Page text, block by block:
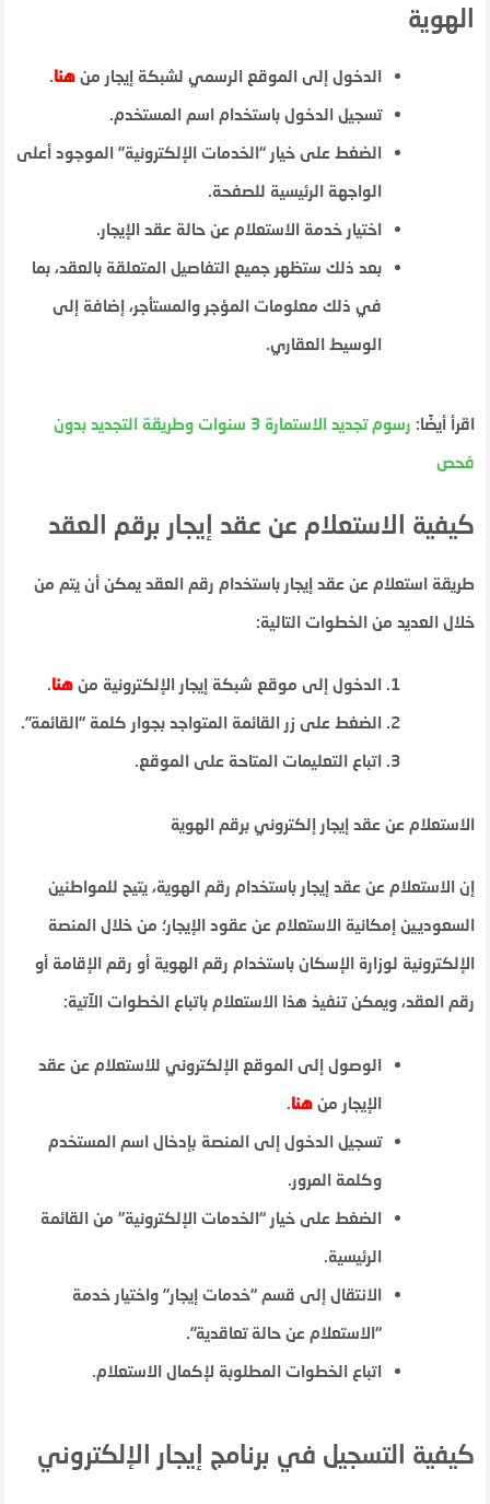
الهوية
الدخول إلى الموقع الرسمي لشبكة إيجار منهنا.
تسجيل الدخول باستخدام اسم المستخدم.
الضغط على خيار “الخدمات الإلكترونية” الموجود أعلى
الواجهة الرئيسية للصفحة.
اختيار خدمة الاستعلام عن حالة عقد الإيجار.
بعد ذلك ستظهر جميع التفاصيل المتعلقة بالعقد، بما
في ذلك معلومات المؤجر والمستأجر، إضافة إلى
الوسيط العقاري.
اقرأ أيضًا:
رسوم تجديد الاستمارة 3 سنوات وطريقة التجديد بدون
فحص
كيفية الاستعلام عن عقد إيجار برقم العقد
طريقة استعلام عن عقد إيجار باستخدام رقم العقد يمكن أن يتم من
خلال العديد من الخطوات التالية:
الدخول إلى موقع شبكة إيجار الإلكترونية منهنا.
الضغط على زر القائمة المتواجد بجوار كلمة “القائمة”.
اتباع التعليمات المتاحة على الموقع.
الاستعلام عن عقد إيجار إلكتروني برقم الهوية
إن الاستعلام عن عقد إيجار باستخدام رقم الهوية، يتيح للمواطنين
السعوديين إمكانية الاستعلام عن عقود الإيجار؛ من خلال المنصة
الإلكترونية لوزارة الإسكان باستخدام رقم الهوية أو رقم الإقامة أو
رقم العقد، ويمكن تنفيذ هذا الاستعلام باتباع الخطوات الآتية:
الوصول إلى الموقع الإلكتروني للاستعلام عن عقد
الإيجار منهنا.
تسجيل الدخول إلى المنصة بإدخال اسم المستخدم
وكلمة المرور.
الضغط على خيار “الخدمات الإلكترونية” من القائمة
الرئيسية.
الانتقال إلى قسم “خدمات إيجار” واختيار خدمة
“الاستعلام عن حالة تعاقدية”.
اتباع الخطوات المطلوبة لإكمال الاستعلام.
كيفية التسجيل في برنامج إيجار الإلكتروني